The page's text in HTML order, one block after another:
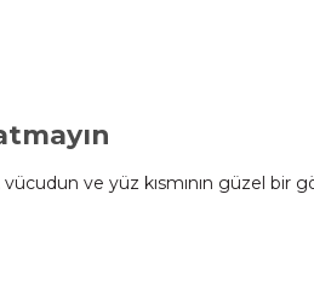
ve yüz kısmının güzel bir